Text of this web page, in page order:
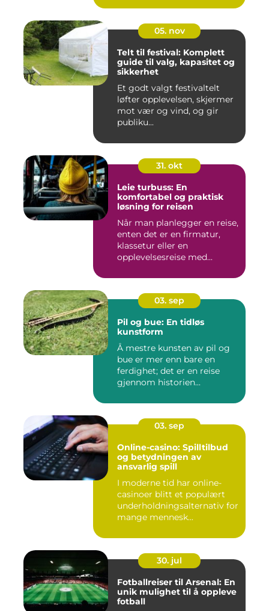
05. nov
Telt til festival: Komplett
guide til valg, kapasitet og
sikkerhet
Et godt valgt festivaltelt
løfter opplevelsen, skjermer
mot vær og vind, og gir
publiku...
31. okt
Leie turbuss: En
komfortabel og praktisk
løsning for reisen
Når man planlegger en reise,
enten det er en firmatur,
klassetur eller en
opplevelsesreise med...
03. sep
Pil og bue: En tidløs
kunstform
Å mestre kunsten av pil og
bue er mer enn bare en
ferdighet; det er en reise
gjennom historien...
03. sep
Online-casino: Spilltilbud
og betydningen av
ansvarlig spill
I moderne tid har online-
casinoer blitt et populært
underholdningsalternativ for
mange mennesk...
30. jul
Fotballreiser til Arsenal: En
unik mulighet til å oppleve
fotball